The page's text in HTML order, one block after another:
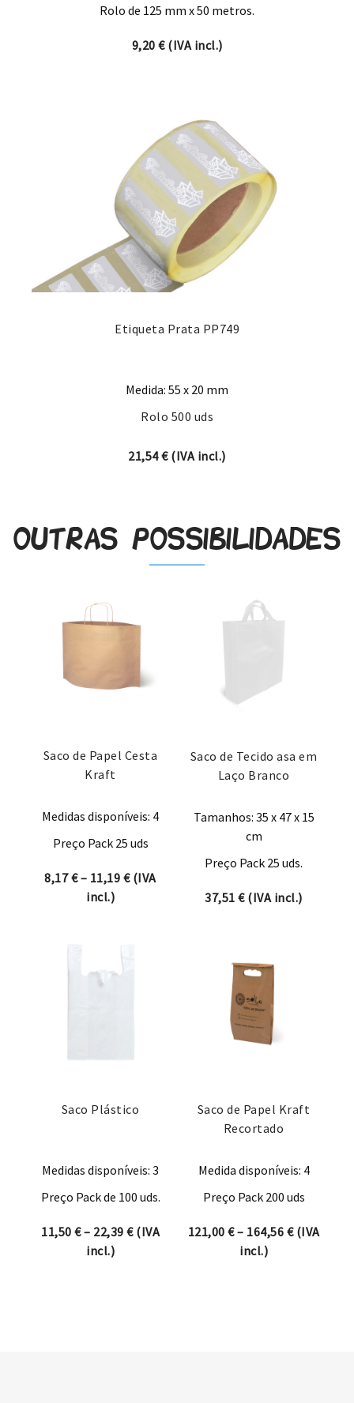
Rolo de 125 mm x 50 metros.
9,20 €(IVA incl.)
Etiqueta Prata PP749
Medida: 55 x 20 mm
Rolo 500 uds
21,54€(IVA incl.)
Outras possibilidades
Saco de Papel Cesta
Kraft
Medidas disponíveis: 4
Preço Pack 25 uds
8,17€– 11,19 €Price range: 8,17 € through 11,19 €
(IVA
incl.)
Saco de Tecido asa em
Laço Branco
Tamanhos: 35 x 47 x 15
cm
Preço Pack 25 uds.
37,51€(IVA incl.)
Saco Plástico
Medidas disponíveis: 3
Preço Pack de 100 uds.
11,50 €– 22,39 €Price range: 11,50 € through 22,39 €
(IVA
incl.)
Saco de Papel Kraft
Recortado
Medida disponíveis: 4
Preço Pack 200 uds
121,00 €– 164,56 €Price
(IVA
incl.)